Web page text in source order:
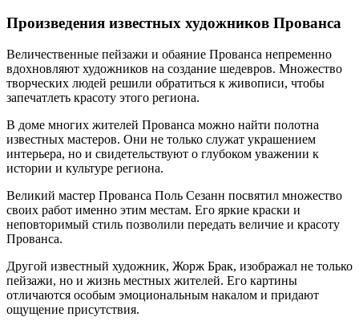
Произведения известных художников Прованса
Величественные пейзажи и обаяние Прованса непременно
вдохновляют художников на создание шедевров. Множество
творческих людей решили обратиться к живописи, чтобы
запечатлеть красоту этого региона.
В доме многих жителей Прованса можно найти полотна
известных мастеров. Они не только служат украшением
интерьера, но и свидетельствуют о глубоком уважении к
истории и культуре региона.
Великий мастер Прованса Поль Сезанн посвятил множество
своих работ именно этим местам. Его яркие краски и
неповторимый стиль позволили передать величие и красоту
Прованса.
Другой известный художник, Жорж Брак, изображал не только
пейзажи, но и жизнь местных жителей. Его картины
отличаются особым эмоциональным накалом и придают
ощущение присутствия.